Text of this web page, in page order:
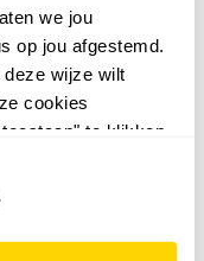
we jou
op jou afgestemd.
deze wijze wilt
cookies
te klikken.